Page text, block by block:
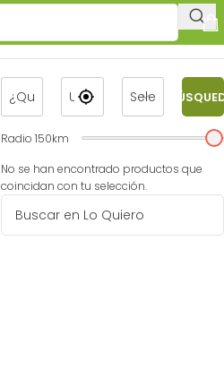
Radio150km
No se han encontrado productos que
coincidan con tu selección.